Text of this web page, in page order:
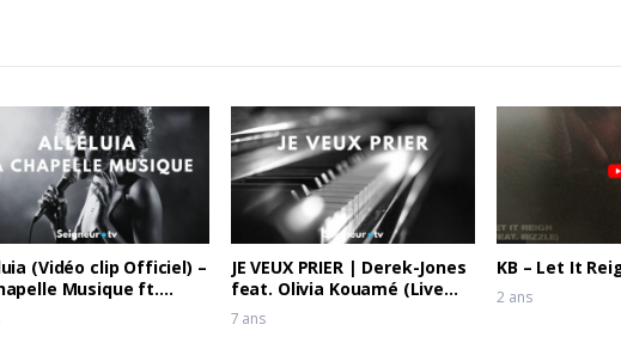
(Vidéo clip Officiel) –
Musique ft.
Charles
JE VEUX PRIER | Derek-Jones
feat. Olivia Kouamé (Live
recording)
7 ans
KB – Let It
2 ans